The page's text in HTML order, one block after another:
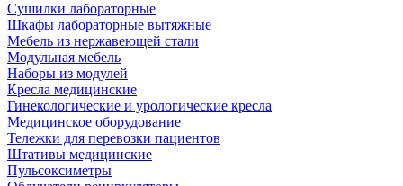
Сушилки лабораторные
Шкафы лабораторные вытяжные
Мебель из нержавеющей стали
Модульная мебель
Наборы из модулей
Кресла медицинские
Гинекологические и урологические кресла
Медицинское оборудование
Тележки для перевозки пациентов
Штативы медицинские
Пульсоксиметры